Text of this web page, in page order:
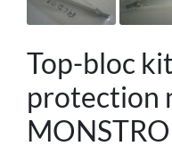
Top-bloc
protection
MONSTRO